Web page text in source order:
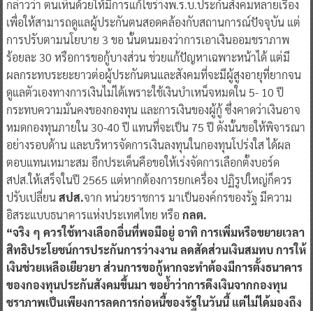
กล่าวว่า ตนเห็นด้วยให้มีการแก้ไขร่างพ.ร.บ.ประกันสังคมหลายเรื่อง
เพื่อให้สามารถดูแลผู้ประกันตนสอดคล้องกับสถานการณ์ปัจจุบัน แต่
การปรับตามนโยบาย 3 ขอ นั้นตนมองว่าการเอาเงินออมชราภาพ
ร้อยละ 30 หรือการขอกู้บางส่วน ช่วยแก้ปัญหาเฉพาะหน้าได้ แต่มี
ผลกระทบระยะยาวต่อผู้ประกันตนและสังคมที่จะมีผู้สูงอายุที่ยากจน
ดูแลตัวเองทางการเงินไม่ได้เพราะใช้เงินบำเหน็จหมดใน 5- 10 ปี
กระทบความมั่นคงของกองทุน และการเงินของผู้กู้ ซึ่งคาดว่าเงินอาจ
หมดกองทุนภายใน 30-40 ปี แทนที่จะเป็น 75 ปี ดังนั้นขอให้พิจารณา
อย่างรอบด้าน และบริหารจัดการเงินลงทุนในกองทุนโปร่งใส ได้ผล
ตอบแทนเหมาะสม อีกประเด็นคือขอให้เร่งจัดการเลือกตั้งบอร์ด
สปส.ให้เสร็จในปี 2565 แต่หากต้องการยกเครื่อง ปฏิรูปใหญ่ก็ควร
ปรับเปลี่ยนสปส.จาก หน่วยราชการ มาเป็นองค์กรของรัฐ มีความ
อิสระแบบธนาคารแห่งประเทศไทย หรือ กลต.
“จริง ๆ ควรใช้ทางเลือกอื่นที่พอมีอยู่ อาทิ การเพิ่มหรือขยายเวลา
สิทธิประโยชน์การประกันการว่างงาน ลดสัดส่วนเงินสมทบ การให้
เงินช่วยเหลือเยียวยา ส่วนการขอกู้หากจะทำต้องมีการตั้งธนาคาร
ของกองทุนประกันสังคมขึ้นมา ขอย้ำว่าการดึงเงินจากกองทุน
ชราภาพเป็นเพียงการลดการก่อหนี้ของรัฐในวันนี้ แต่ไม่ได้มองถึง